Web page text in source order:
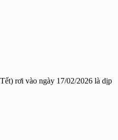
rơi vào ngày 17/02/2026 là dịp